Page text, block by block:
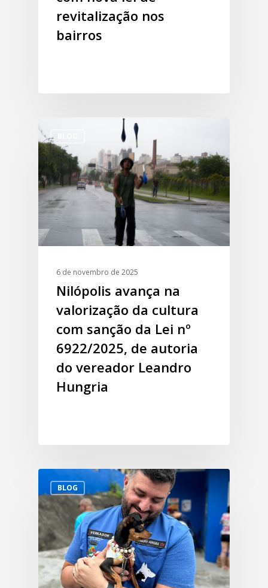
revitalização nos
bairros
6 de novembro de 2025
Nilópolis avança na
valorização da cultura
com sanção da Lei nº
6922/2025, de autoria
do vereador Leandro
Hungria
BLOG